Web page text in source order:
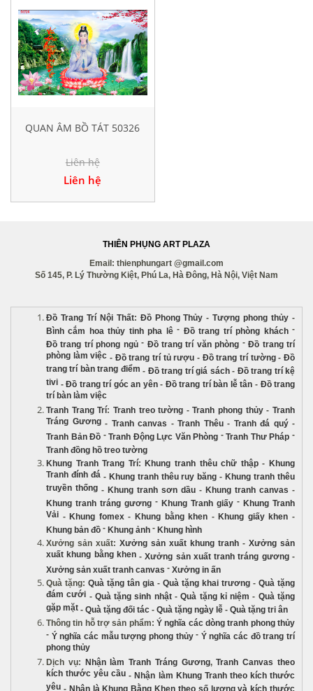
QUAN ÂM BỒ TÁT 50326
Liên hệ
Liên hệ
THIÊN PHỤNG ART PLAZA
Email: thienphungart @gmail.com
Số 145, P. Lý Thường Kiệt, Phú La, Hà Đông, Hà Nội, Việt Nam
Đồ Trang Trí Nội Thất: Đồ Phong Thủy -Tượng phong thủy -
Bình cắm hoa thủy tinh pha lê- Đồ trang trí phòng khách-
Đồ trang trí phong ngủ- Đồ trang trí văn phòng -Đồ trang trí
phòng làm việc - Đồ trang trí tủ rượu - Đồ trang trí tường-Đồ
trang trí bàn trang điểm - Đồ trang trí giá sách- Đồ trang trí kệ
tivi -Đồ trang trí góc an yên- Đồ trang trí bàn lễ tân - Đồ trang
trí bàn làm việc
Tranh Trang Trí: Tranh treo tường -Tranh phong thủy-Tranh
Tráng Gương- Tranh canvas - Tranh Thêu- Tranh đá quý-
Tranh Bản Đồ -Tranh Động Lực Văn Phòng -Tranh Thư Pháp -
Tranh đồng hồ treo tường
Khung Tranh Trang Trí: Khung tranh thêu chữ thập- Khung
Tranh đính đá- Khung tranh thêu ruy băng - Khung tranh thêu
truyền thống - Khung tranh sơn dầu - Khung tranh canvas -
Khung tranh tráng gương - Khung Tranh giấy - Khung Tranh
Vải - Khung fomex- Khung bằng khen - Khung giấy khen -
Khung bản đồ - Khung ảnh - Khung hình
Xưởng sản xuất: Xưởng sản xuất khung tranh - Xưởng sản
xuất khung bằng khen-Xưởng sản xuất tranh tráng gương-
Xưởng sản xuất tranh canvas - Xưởng in ấn
Quà tặng: Quà tặng tân gia - Quà tặng khai trương - Quà tặng
đám cưới - Quà tặng sinh nhật-Quà tặng kỉ niệm - Quà tặng
gặp mặt - Quà tặng đối tác - Quà tặng ngày lễ - Quà tặng tri ân
Thông tin hỗ trợ sản phẩm:Ý nghĩa các dòng tranh phong thủy
- Ý nghĩa các mẫu tượng phong thủy- Ý nghĩa các đồ trang trí
phong thủy
Dịch vụ: Nhận làm Tranh Tráng Gương,Tranh Canvas theo
kích thước yêu cầu - Nhận làm Khung Tranh theo kích thước
yêu